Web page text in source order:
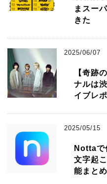
まスー
きた
2025/06/07
【奇跡
ナルは
イブレ
2025/05/15
Nottaで
文字起
能まとめ